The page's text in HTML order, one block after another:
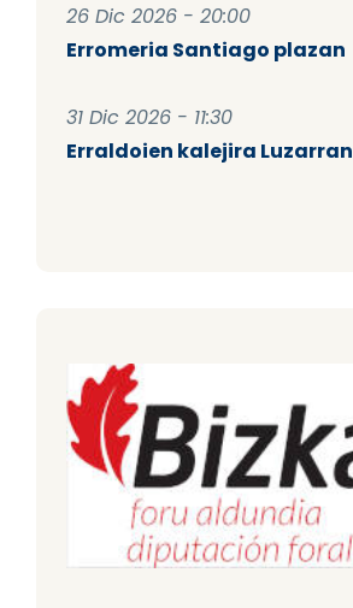
26 Dic 2026 - 20:00
Erromeria Santiago plazan
31 Dic 2026 - 11:30
Erraldoien kalejira Luzarran